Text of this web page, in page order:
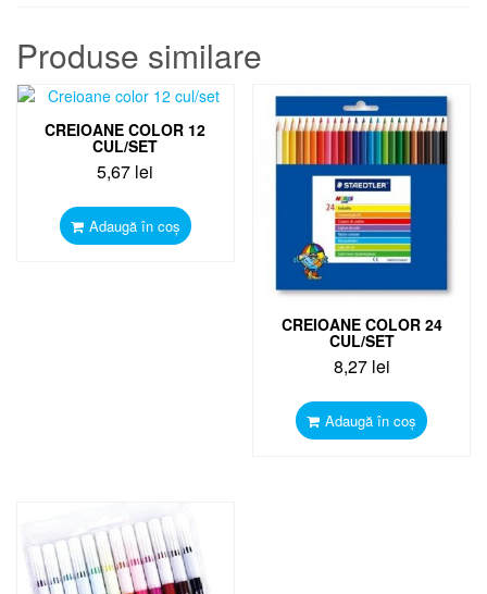
Produse similare
CREIOANE COLOR 12
CUL/SET
5,67 lei
Adaugă în coș
CREIOANE COLOR 24
CUL/SET
8,27 lei
Adaugă în coș